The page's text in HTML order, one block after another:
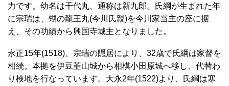
力です。幼名は千代丸、通称は新九郎。氏綱が生まれた年
に宗瑞は、甥の龍王丸(今川氏親)を今川家当主の座に据
え、その功績から興国寺城主となりました。
永正15年(1518)、宗瑞の隠居により、32歳で氏綱は家督を
相続。本拠を伊豆韮山城から相模小田原城へ移し、代替わ
り検地を行なっています。大永2年(1522)より、氏綱は寒